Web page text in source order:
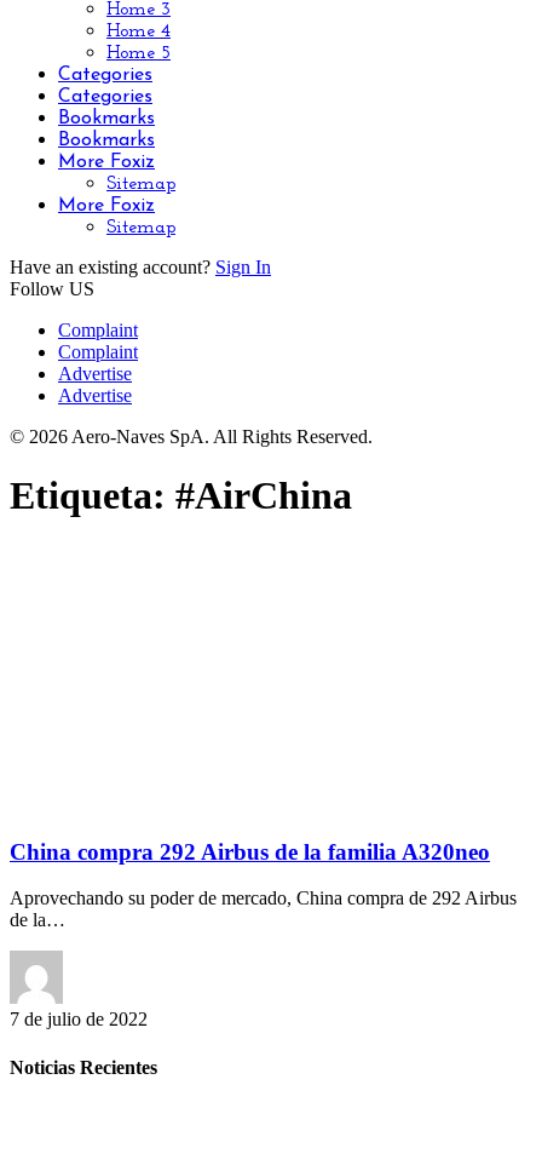
Home 3
Home 4
Home 5
Categories
Categories
Bookmarks
Bookmarks
More Foxiz
Sitemap
More Foxiz
Sitemap
Have an existing account? Sign In
Follow US
Complaint
Complaint
Advertise
Advertise
© 2026 Aero-Naves SpA. All Rights Reserved.
Etiqueta: #AirChina
China compra 292 Airbus de la familia A320neo
Aprovechando su poder de mercado, China compra de 292 Airbus
de la…
7 de julio de 2022
Noticias Recientes